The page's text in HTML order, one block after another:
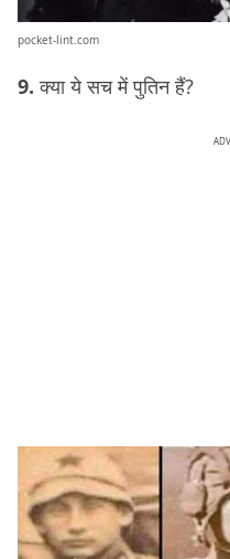
pocket-lint.com
9.क्या ये सच में पुतिन हैं?